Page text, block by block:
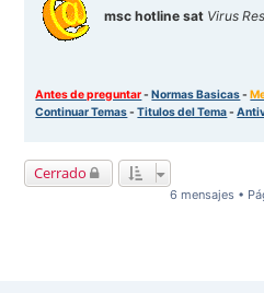
msc hotline sat Virus
Antes de preguntar-Normas Basicas-
Continuar Temas-Titulos del Tema-
Cerrado
6 mensajes •